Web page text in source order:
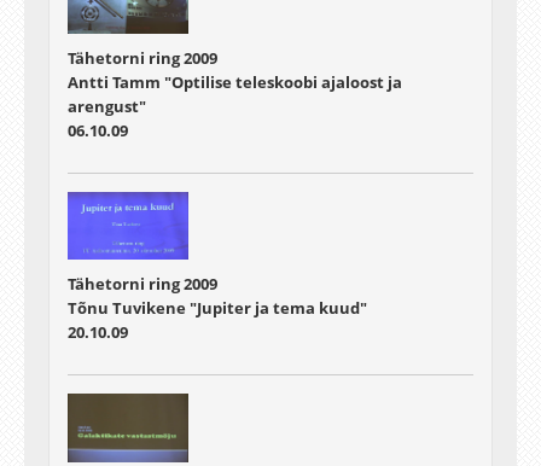
Tähetorni ring 2009
Antti Tamm "Optilise teleskoobi ajaloost ja
arengust"
06.10.09
Tähetorni ring 2009
Tõnu Tuvikene "Jupiter ja tema kuud"
20.10.09